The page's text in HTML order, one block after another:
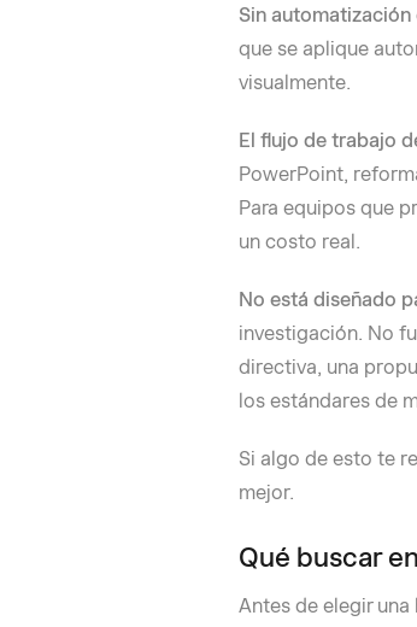
Sin automatización
que se aplique
visualmente.
El flujo de trabajo
PowerPoint,
Para equipos que
un costo real.
No está diseñado
investigación. No
directiva, una
los estándares de
Si algo de esto te
mejor.
Qué buscar
Antes de elegir